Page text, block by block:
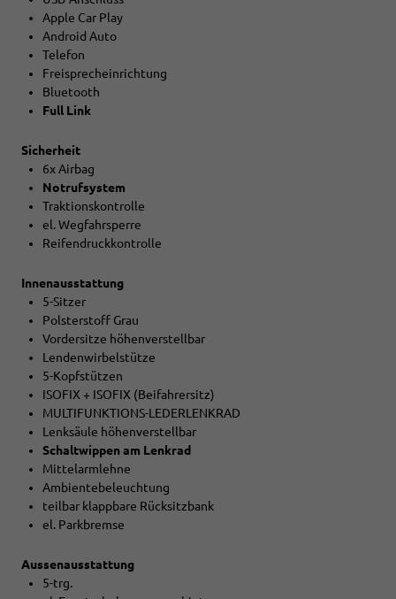
Apple Car Play
Android Auto
Telefon
Freisprecheinrichtung
Bluetooth
Full Link
Sicherheit
6x Airbag
Notrufsystem
Traktionskontrolle
el. Wegfahrsperre
Reifendruckkontrolle
Innenausstattung
5-Sitzer
Polsterstoff Grau
Vordersitze höhenverstellbar
Lendenwirbelstütze
5-Kopfstützen
ISOFIX + ISOFIX (Beifahrersitz)
MULTIFUNKTIONS-LEDERLENKRAD
Lenksäule höhenverstellbar
Schaltwippen am Lenkrad
Mittelarmlehne
Ambientebeleuchtung
teilbar klappbare Rücksitzbank
el. Parkbremse
Aussenausstattung
5-trg.